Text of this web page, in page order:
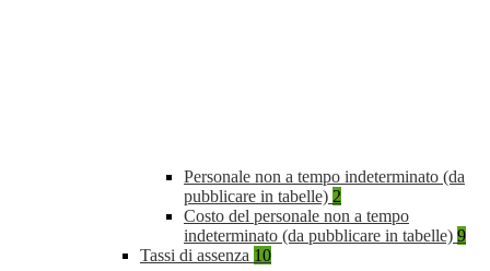
Personale non a tempo indeterminato (da
pubblicare in tabelle) 2
Costo del personale non a tempo
indeterminato (da pubblicare in tabelle) 9
Tassi di assenza 10